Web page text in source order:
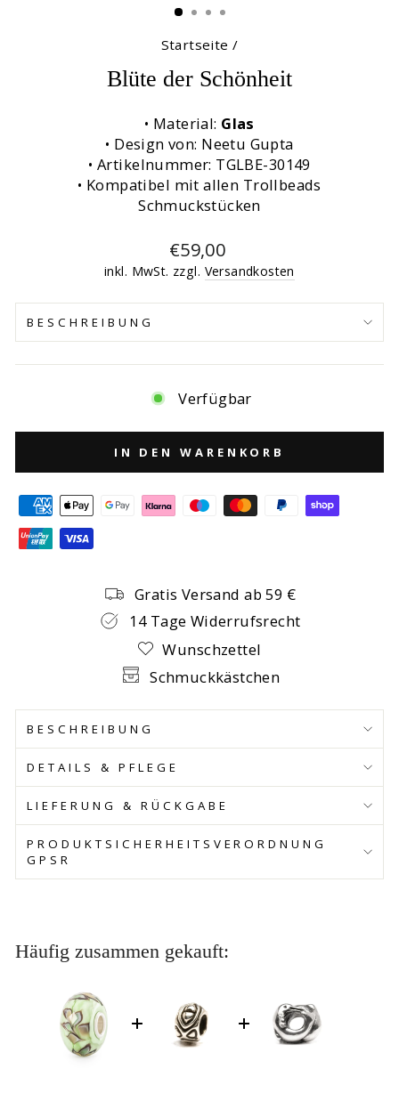
Startseite /
Blüte der Schönheit
• Material: Glas
• Design von: Neetu Gupta
• Artikelnummer: TGLBE-30149
• Kompatibel mit allen Trollbeads
Schmuckstücken
Normaler
Preis
€59,00
inkl. MwSt. zzgl. Versandkosten
BESCHREIBUNG
Verfügbar
IN DEN WARENKORB
Gratis Versand ab 59 €
14 Tage Widerrufsrecht
Wunschzettel
Schmuckkästchen
BESCHREIBUNG
DETAILS & PFLEGE
LIEFERUNG & RÜCKGABE
PRODUKTSICHERHEITSVERORDNUNG
GPSR
Häufig zusammen gekauft: